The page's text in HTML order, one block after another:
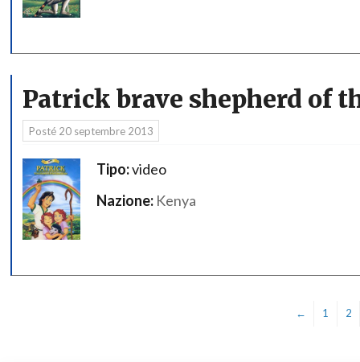
Patrick brave shepherd of
Posté 20 septembre 2013
Tipo:video
Nazione: Kenya
← 1 2